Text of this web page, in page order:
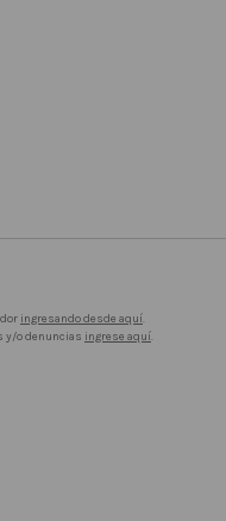
ingresando desde aquí.
y/o denuncias ingrese aquí.